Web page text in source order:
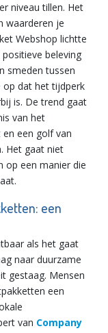
niveau tillen. Het
waarderen je
Webshop lichtte
beleving
smeden tussen
op dat het tijdperk
is. De trend gaat
van het
een golf van
Het gaat niet
op een manier die
een
als het gaat
naar duurzame
gestaag. Mensen
een
van Company